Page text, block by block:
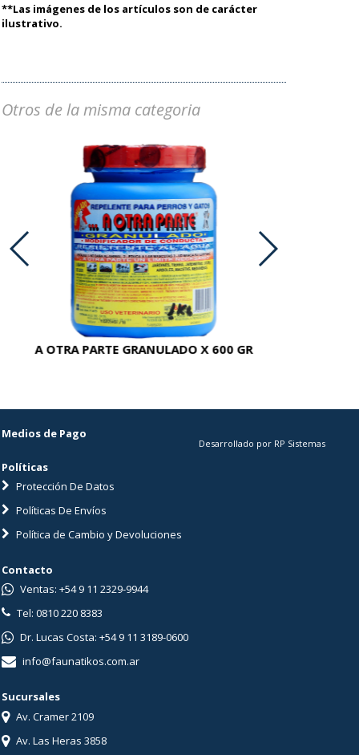
**Las imágenes de los artículos son de carácter
ilustrativo.
Otros de la misma categoria
A OTRA PARTE GRANULADO X 600 GR
Medios de Pago
Políticas
Protección De Datos
Políticas De Envíos
Política de Cambio y Devoluciones
Desarrollado por RP Sistemas
Contacto
Ventas: +54 9 11 2329-9944
Tel: 0810 220 8383
Dr. Lucas Costa: +54 9 11 3189-0600
info@faunatikos.com.ar
Sucursales
Av. Cramer 2109
Av. Las Heras 3858